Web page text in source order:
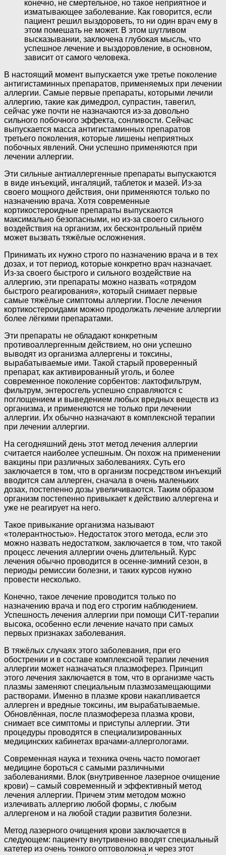
конечно, не смертельное, но такое неприятное и
изматывающее заболевание. Как говорится, если
пациент решил выздороветь, то ни один врач ему в
этом помешать не может. В этом шутливом
высказывании, заключена глубокая мысль, что
успешное лечение и выздоровление, в основном,
зависит от самого человека.
В настоящий момент выпускается уже третье поколение
антигистаминных препаратов, применяемых при лечении
аллергии. Самые первые препараты, которыми лечили
аллергию, такие как димедрол, супрастин, тавегил,
сейчас уже почти не назначаются из-за довольно
сильного побочного эффекта, сонливости. Сейчас
выпускается масса антигистаминных препаратов
третьего поколения, которые лишены неприятных
побочных явлений. Они успешно применяются при
лечении аллергии.
Эти сильные антиаллергенные препараты выпускаются
в виде инъекций, ингаляций, таблеток и мазей. Из-за
своего мощного действия, они применяются только по
назначению врача. Хотя современные
кортикостероидные препараты выпускаются
максимально безопасными, но из-за своего сильного
воздействия на организм, их бесконтрольный приём
может вызвать тяжёлые осложнения.
Принимать их нужно строго по назначению врача и в тех
дозах, и тот период, которые конкретно врач назначает.
Из-за своего быстрого и сильного воздействие на
аллергию, эти препараты можно назвать «отрядом
быстрого реагирования», который снимает первые
самые тяжёлые симптомы аллергии. После лечения
кортикостероидами можно продолжать лечение аллергии
более лёгкими препаратами.
Эти препараты не обладают конкретным
противоаллергенным действием, но они успешно
выводят из организма аллергены и токсины,
вырабатываемые ими. Такой старый проверенный
препарат, как активированный уголь, и более
современное поколение сорбентов: лактофильтрум,
фильтрум, энтеросгель успешно справляются с
поглощением и выведением любых вредных веществ из
организма, и применяются не только при лечении
аллергии. Их обычно назначают в комплексной терапии
при лечении аллергии.
На сегодняшний день этот метод лечения аллергии
считается наиболее успешным. Он похож на применении
вакцины при различных заболеваниях. Суть его
заключается в том, что в организм посредством инъекций
вводится сам аллерген, сначала в очень маленьких
дозах, постепенно дозы увеличиваются. Таким образом
организм постепенно привыкает к действию аллергена и
уже не реагирует на него.
Такое привыкание организма называют
«толерантностью». Недостаток этого метода, если это
можно назвать недостатком, заключается в том, что такой
процесс лечения аллергии очень длительный. Курс
лечения обычно проводится в осенне-зимний сезон, в
периоды ремиссии болезни, и таких курсов нужно
провести несколько.
Конечно, такое лечение проводится только по
назначению врача и под его строгим наблюдением.
Успешность лечения аллергии при помощи СИТ-терапии
высока, особенно если лечение начато при самых
первых признаках заболевания.
В тяжёлых случаях этого заболевания, при его
обострении и в составе комплексной терапии лечения
аллергии может назначаться плазмоферез. Принцип
этого лечения заключается в том, что в организме часть
плазмы заменяют специальным плазмозамещающими
растворами. Именно в плазме крови накапливается
аллерген и вредные токсины, им вырабатываемые.
Обновлённая, после плазмофереза плазма крови,
снимает все симптомы и приступы аллергии. Эти
процедуры проводятся в специализированных
медицинских кабинетах врачами-аллергологами.
Современная наука и техника очень часто помогает
медицине бороться с самыми различными
заболеваниями. Влок (внутривенное лазерное очищение
крови) – самый современный и эффективный метод
лечения аллергии. Причем этим методом можно
излечивать аллергию любой формы, с любым
аллергеном и на любой стадии развития болезни.
Метод лазерного очищения крови заключается в
следующем: пациенту внутривенно вводят специальный
катетер из очень тонкого оптоволокна и через этот